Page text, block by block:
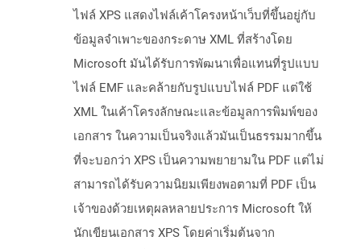
ไฟล์ XPS แสดงไฟล์เค้าโครงหน้าเว็บที่ขึ้นอยู่กับ
ข้อมูลจำเพาะของกระดาษ XML ที่สร้างโดย
Microsoft มันได้รับการพัฒนาเพื่อแทนที่รูปแบบ
ไฟล์ EMF และคล้ายกับรูปแบบไฟล์ PDF แต่ใช้
XML ในเค้าโครงลักษณะและข้อมูลการพิมพ์ของ
เอกสาร ในความเป็นจริงแล้วมันเป็นธรรมมากขึ้น
ที่จะบอกว่า XPS เป็นความพยายามใน PDF แต่ไม่
สามารถได้รับความนิยมเพียงพอตามที่ PDF เป็น
เจ้าของด้วยเหตุผลหลายประการ Microsoft ให้
นักเขียนเอกสาร XPS โดยค่าเริ่มต้นจาก